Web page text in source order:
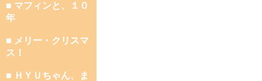
■ マフィンと、１０
年
■ メリー・クリスマ
ス！
■ ＨＹＵちゃん、ま